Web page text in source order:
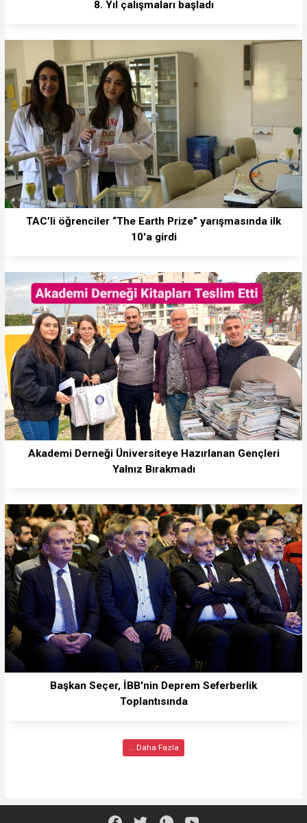
8. Yıl çalışmaları başladı
TAC’li öğrenciler “The Earth Prize” yarışmasında ilk
10'a girdi
Akademi Derneği Üniversiteye Hazırlanan Gençleri
Yalnız Bırakmadı
Başkan Seçer, İBB'nin Deprem Seferberlik
Toplantısında
... Daha Fazla